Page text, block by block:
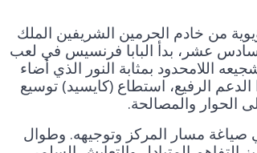
٢٠١٢، في خطوة حكيمة ورؤيوية من خادم الحرمين الشريفين الملك
عشر، بدأ البابا فرنسيس في لعب
اللامحدود بمثابة النور الذي أضاء
الرفيع، استطاع (كايسيد) توسيع
الحوار والمصالحة.
صياغة مسار المركز وتوجيهه. وطوال